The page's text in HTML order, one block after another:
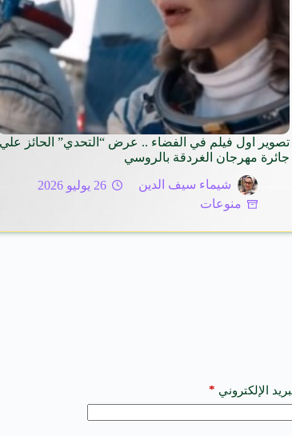
تصوير اول فيلم في الفضاء .. عرض “التحدي” الحائز علي
جائرة مهرجان الغردقة بالروسي
شيماء سيف الدين
26 يوليو 2026
منوعات
الإلكتروني *